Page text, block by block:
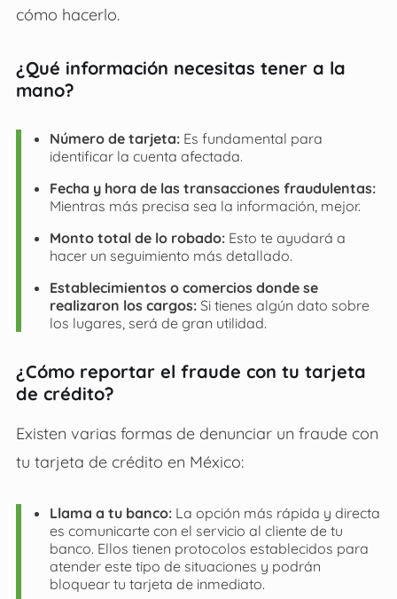
cómo hacerlo.
¿Qué información necesitas tener a la
mano?
Número de tarjeta: Es fundamental para
identificar la cuenta afectada.
Fecha y hora de las transacciones fraudulentas:
Mientras más precisa sea la información, mejor.
Monto total de lo robado:Esto te ayudará a
hacer un seguimiento más detallado.
Establecimientos o comercios donde se
realizaron los cargos:Si tienes algún dato sobre
los lugares, será de gran utilidad.
¿Cómo reportar el fraude con tu tarjeta
de crédito?
Existen varias formas de denunciar un fraude con
tu tarjeta de crédito en México:
Llama a tu banco:La opción más rápida y directa
es comunicarte con el servicio al cliente de tu
banco. Ellos tienen protocolos establecidos para
atender este tipo de situaciones y podrán
bloquear tu tarjeta de inmediato.